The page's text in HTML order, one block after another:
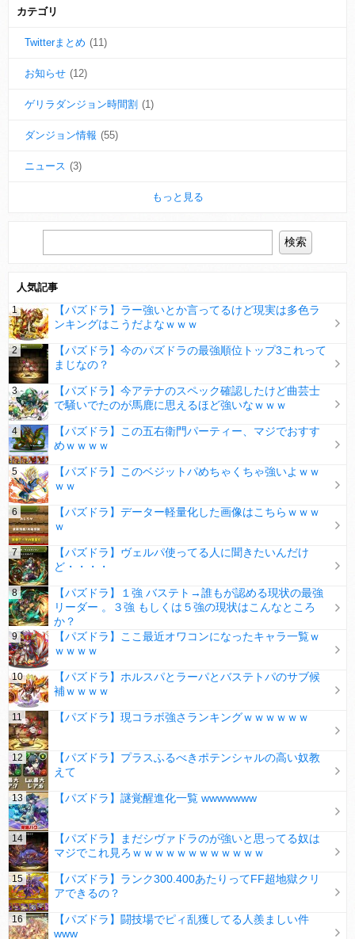
カテゴリ
Twitterまとめ (11)
お知らせ (12)
ゲリラダンジョン時間割 (1)
ダンジョン情報 (55)
ニュース (3)
もっと見る
人気記事
【パズドラ】ラー強いとか言ってるけど現実は多色ラ
ンキングはこうだよなｗｗｗ
【パズドラ】今のパズドラの最強順位トップ3これって
まじなの？
【パズドラ】今アテナのスペック確認したけど曲芸士
で騒いでたのが馬鹿に思えるほど強いなｗｗｗ
【パズドラ】この五右衛門パーティー、マジでおすす
めｗｗｗｗ
【パズドラ】このベジットパめちゃくちゃ強いよｗｗ
ｗｗ
【パズドラ】データー軽量化した画像はこちらｗｗｗ
ｗ
【パズドラ】ヴェルパ使ってる人に聞きたいんだけ
ど・・・・
【パズドラ】１強 バステト→誰もが認める現状の最強
リーダー 。３強 もしくは５強の現状はこんなところ
か？
【パズドラ】ここ最近オワコンになったキャラ一覧ｗ
ｗｗｗｗ
【パズドラ】ホルスパとラーパとバステトパのサブ候
補ｗｗｗｗ
【パズドラ】現コラボ強さランキングｗｗｗｗｗｗ
【パズドラ】プラスふるべきポテンシャルの高い奴教
えて
【パズドラ】謎覚醒進化一覧 wwwwwww
【パズドラ】まだシヴァドラのが強いと思ってる奴は
マジでこれ見ろｗｗｗｗｗｗｗｗｗｗｗｗ
【パズドラ】ランク300.400あたりってFF超地獄クリ
アできるの？
【パズドラ】闘技場でピィ乱獲してる人羨ましい件
www